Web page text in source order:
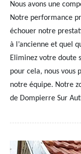
Nous avons une
Notre performance
échouer notre
à l’ancienne et quel
Eliminez votre doute
pour cela, nous vous
notre équipe. Notre
de Dompierre Sur